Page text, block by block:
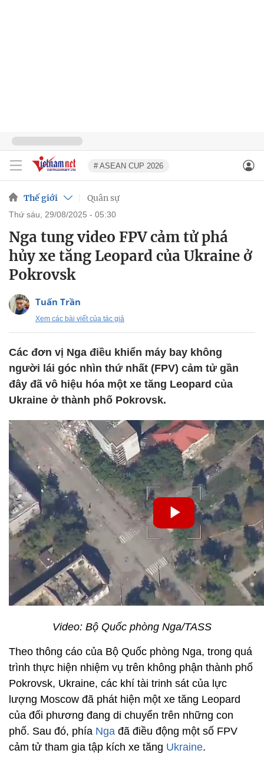
# ASEAN CUP 2026
Thế giới Quân sự
thứ sáu, 29/08/2025 - 05:30
Nga tung video FPV cảm tử phá
hủy xe tăng Leopard của Ukraine ở
Pokrovsk
Tuấn Trần
Xem các bài viết của tác giả
Các đơn vị Nga điều khiển máy bay không
người lái góc nhìn thứ nhất (FPV) cảm tử gần
đây đã vô hiệu hóa một xe tăng Leopard của
Ukraine ở thành phố Pokrovsk.
Video: Bộ Quốc phòng Nga/TASS
Theo thông cáo của Bộ Quốc phòng Nga, trong quá
trình thực hiện nhiệm vụ trên không phận thành phố
Pokrovsk, Ukraine, các khí tài trinh sát của lực
lượng Moscow đã phát hiện một xe tăng Leopard
của đối phương đang di chuyển trên những con
phố. Sau đó, phía Nga đã điều động một số FPV
cảm tử tham gia tập kích xe tăng Ukraine.